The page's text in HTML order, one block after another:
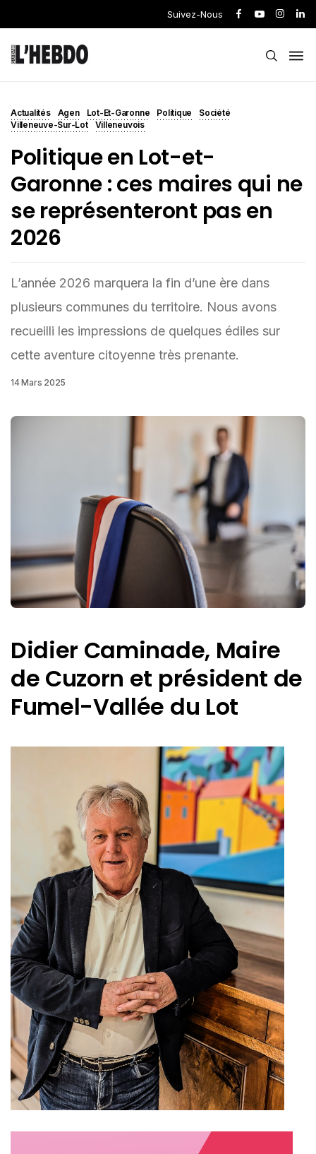
Suivez-Nous
Actualités Agen Lot-Et-Garonne Politique
Société
Villeneuve-Sur-Lot
Villeneuvois
Politique en Lot-et-
Garonne : ces maires qui ne
se représenteront pas en
2026
L’année 2026 marquera la fin d’une ère dans
plusieurs communes du territoire. Nous avons
recueilli les impressions de quelques édiles sur
cette aventure citoyenne très prenante.
14 Mars 2025
Didier Caminade, Maire
de Cuzorn et président de
Fumel-Vallée du Lot